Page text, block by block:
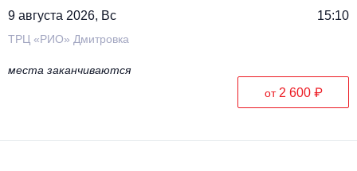
9 августа 2026, Вс 15:10
ТРЦ «РИО» Дмитровка
места заканчиваются
от 2 600 ₽